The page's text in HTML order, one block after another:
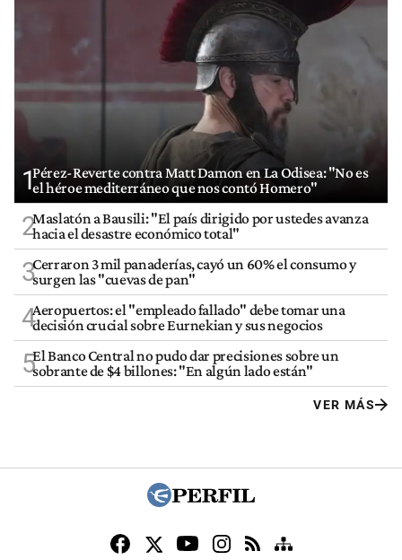
1Pérez-Reverte contra Matt Damon en La Odisea: "No es
el héroe mediterráneo que nos contó Homero"
2Maslatón a Bausili: "El país dirigido por ustedes avanza
hacia el desastre económico total"
3Cerraron 3 mil panaderías, cayó un 60% el consumo y
surgen las "cuevas de pan"
4Aeropuertos: el "empleado fallado" debe tomar una
decisión crucial sobre Eurnekian y sus negocios
5El Banco Central no pudo dar precisiones sobre un
sobrante de $4 billones: "En algún lado están"
VER MÁS